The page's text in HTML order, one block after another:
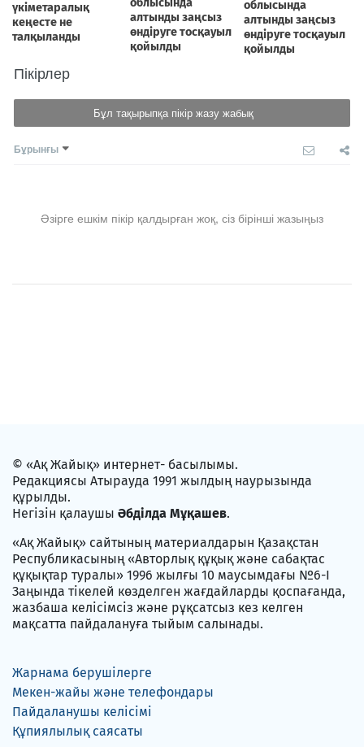
Пікірлер
Бұл тақырыпқа пікір жазу жабық
Бұрынғы
Әзірге ешкім пікір қалдырған жоқ, сіз бірінші жазыңыз
© «Ақ Жайық» интернет- басылымы.
Редакциясы Атырауда 1991 жылдың наурызында
құрылды.
Негізін қалаушы Әбділда Мұқашев.
«Ақ Жайық» сайтының материалдарын Қазақстан
Республикасының «Авторлық құқық және сабақтас
құқықтар туралы» 1996 жылғы 10 маусымдағы №6-I
Заңында тікелей көзделген жағдайларды қоспағанда,
жазбаша келісімсіз және рұқсатсыз кез келген
мақсатта пайдалануға тыйым салынады.
Жарнама берушілерге
Мекен-жайы және телефондары
Пайдаланушы келісімі
Құпиялылық саясаты